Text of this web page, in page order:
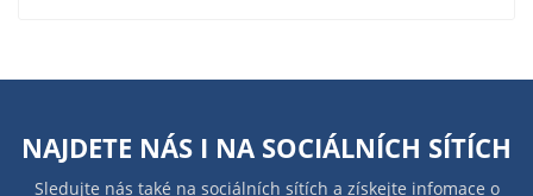
NAJDETE NÁS I NA SOCIÁLNÍCH SÍTÍCH
Sledujte nás také na sociálních sítích a získejte infomace o